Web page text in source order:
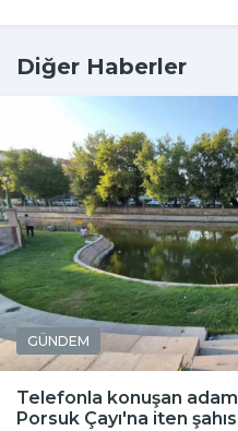
Diğer Haberler
GÜNDEM
Telefonla konuşan
Porsuk Çayı'na iten